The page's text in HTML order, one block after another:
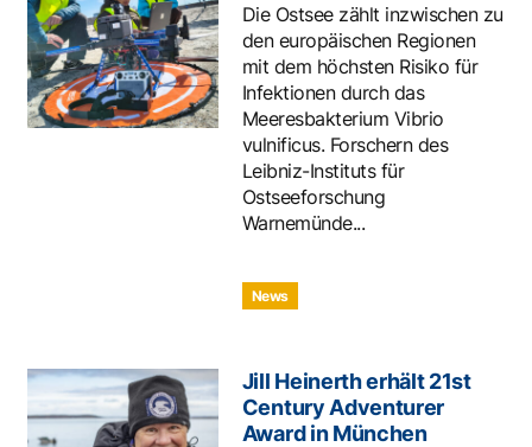
Die Ostsee zählt inzwischen zu
den europäischen Regionen
mit dem höchsten Risiko für
Infektionen durch das
Meeresbakterium Vibrio
vulnificus. Forschern des
Leibniz-Instituts für
Ostseeforschung
Warnemünde...
News
Jill Heinerth erhält 21st
Century Adventurer
Award in München